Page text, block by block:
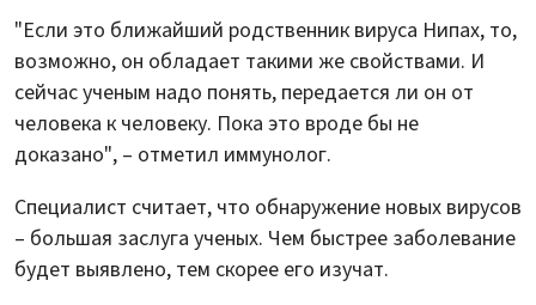
"Если это ближайший родственник вируса Нипах, то,
возможно, он обладает такими же свойствами. И
сейчас ученым надо понять, передается ли он от
человека к человеку. Пока это вроде бы не
доказано", – отметил иммунолог.
Специалист считает, что обнаружение новых вирусов
– большая заслуга ученых. Чем быстрее заболевание
будет выявлено, тем скорее его изучат.